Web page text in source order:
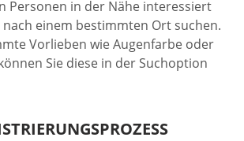
Personen in der Nähe interessiert
nach einem bestimmten Ort suchen.
Vorlieben wie Augenfarbe oder
Sie diese in der Suchoption